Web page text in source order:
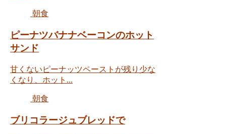
朝食
ピーナツバナナベーコンのホット
サンド
甘くないピーナッツペーストが残り少な
くなり、ホット...
朝食
ブリコラージュブレッドで